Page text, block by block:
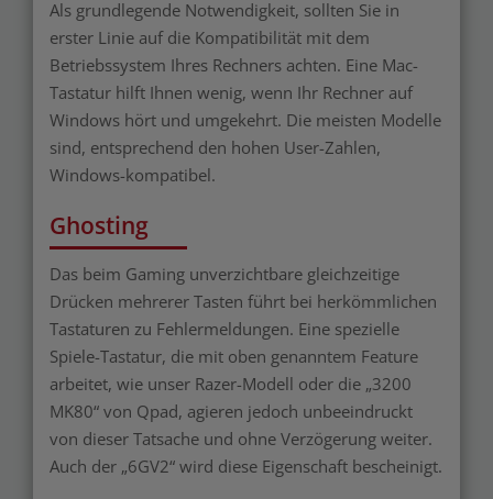
Als grundlegende Notwendigkeit, sollten Sie in
erster Linie auf die Kompatibilität mit dem
Betriebssystem Ihres Rechners achten. Eine Mac-
Tastatur hilft Ihnen wenig, wenn Ihr Rechner auf
Windows hört und umgekehrt. Die meisten Modelle
sind, entsprechend den hohen User-Zahlen,
Windows-kompatibel.
Ghosting
Das beim Gaming unverzichtbare gleichzeitige
Drücken mehrerer Tasten führt bei herkömmlichen
Tastaturen zu Fehlermeldungen. Eine spezielle
Spiele-Tastatur, die mit oben genanntem Feature
arbeitet, wie unser Razer-Modell oder die „3200
MK80“ von Qpad, agieren jedoch unbeeindruckt
von dieser Tatsache und ohne Verzögerung weiter.
Auch der „6GV2“ wird diese Eigenschaft bescheinigt.